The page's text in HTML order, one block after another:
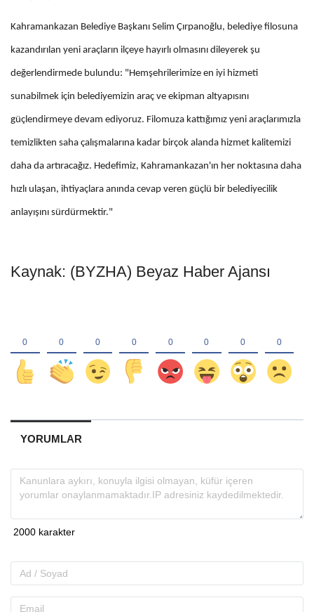
Kahramankazan Belediye Başkanı Selim Çırpanoğlu, belediye filosuna
kazandırılan yeni araçların ilçeye hayırlı olmasını dileyerek şu
değerlendirmede bulundu: "Hemşehrilerimize en iyi hizmeti
sunabilmek için belediyemizin araç ve ekipman altyapısını
güçlendirmeye devam ediyoruz. Filomuza kattığımız yeni araçlarımızla
temizlikten saha çalışmalarına kadar birçok alanda hizmet kalitemizi
daha da artıracağız. Hedefimiz, Kahramankazan'ın her noktasına daha
hızlı ulaşan, ihtiyaçlara anında cevap veren güçlü bir belediyecilik
anlayışını sürdürmektir."
Kaynak: (BYZHA) Beyaz Haber Ajansı
YORUMLAR